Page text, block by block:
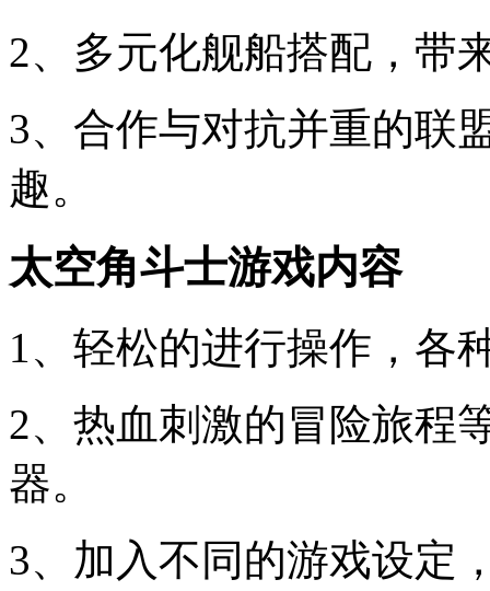
2、多元化舰船搭配，带
3、合作与对抗并重的联
趣。
太空角斗士游戏内容
1、轻松的进行操作，各
2、热血刺激的冒险旅程
器。
3、加入不同的游戏设定